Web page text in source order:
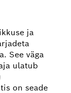
ja
See väga
ulatub
on seade